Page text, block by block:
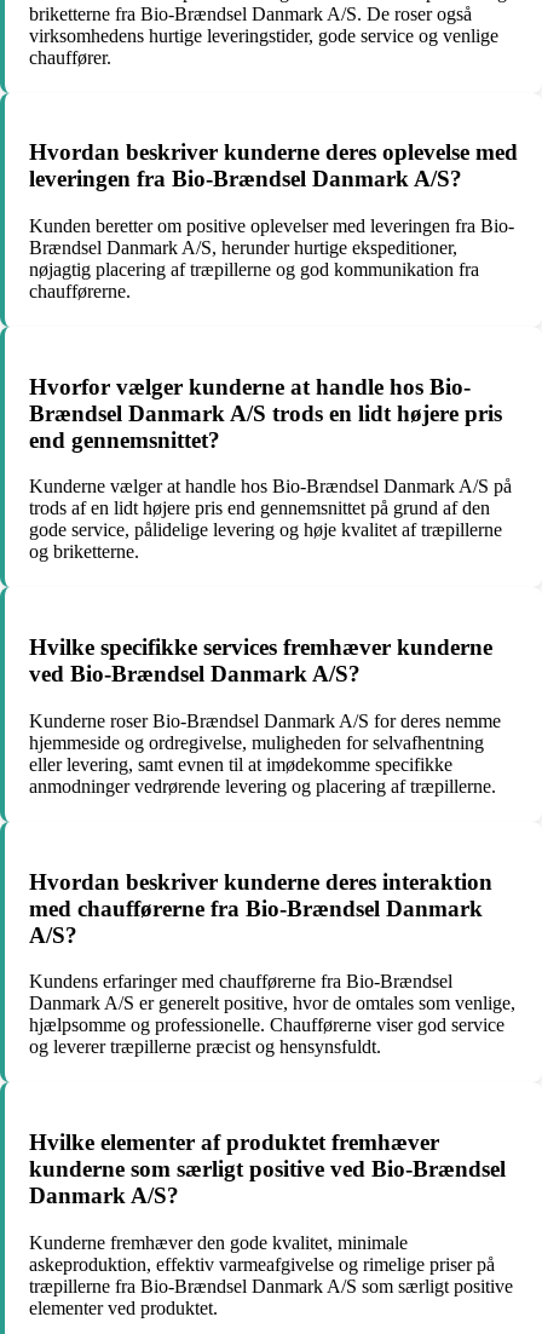
briketterne fra Bio-Brændsel Danmark A/S. De roser også
virksomhedens hurtige leveringstider, gode service og venlige
chauffører.
Hvordan beskriver kunderne deres oplevelse med
leveringen fra Bio-Brændsel Danmark A/S?
Kunden beretter om positive oplevelser med leveringen fra Bio-
Brændsel Danmark A/S, herunder hurtige ekspeditioner,
nøjagtig placering af træpillerne og god kommunikation fra
chaufførerne.
Hvorfor vælger kunderne at handle hos Bio-
Brændsel Danmark A/S trods en lidt højere pris
end gennemsnittet?
Kunderne vælger at handle hos Bio-Brændsel Danmark A/S på
trods af en lidt højere pris end gennemsnittet på grund af den
gode service, pålidelige levering og høje kvalitet af træpillerne
og briketterne.
Hvilke specifikke services fremhæver kunderne
ved Bio-Brændsel Danmark A/S?
Kunderne roser Bio-Brændsel Danmark A/S for deres nemme
hjemmeside og ordregivelse, muligheden for selvafhentning
eller levering, samt evnen til at imødekomme specifikke
anmodninger vedrørende levering og placering af træpillerne.
Hvordan beskriver kunderne deres interaktion
med chaufførerne fra Bio-Brændsel Danmark
A/S?
Kundens erfaringer med chaufførerne fra Bio-Brændsel
Danmark A/S er generelt positive, hvor de omtales som venlige,
hjælpsomme og professionelle. Chaufførerne viser god service
og leverer træpillerne præcist og hensynsfuldt.
Hvilke elementer af produktet fremhæver
kunderne som særligt positive ved Bio-Brændsel
Danmark A/S?
Kunderne fremhæver den gode kvalitet, minimale
askeproduktion, effektiv varmeafgivelse og rimelige priser på
træpillerne fra Bio-Brændsel Danmark A/S som særligt positive
elementer ved produktet.